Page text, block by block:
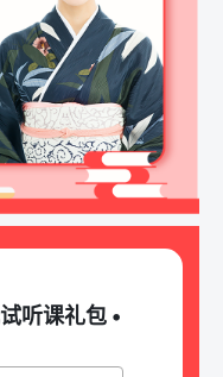
听课礼包 •